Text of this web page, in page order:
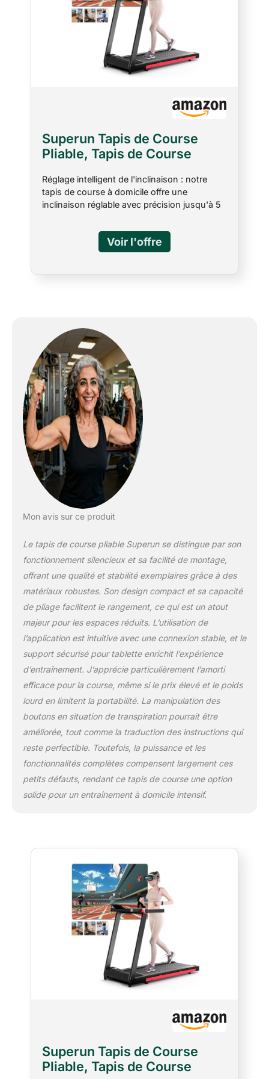
Superun Tapis de Course
Pliable, Tapis de Course
équipements de Haute
Technologie,Max 158KG avec
Cours d'Entraînement et
Course Multi-Coureurs, APP
Réglage intelligent de l'inclinaison : notre
tapis de course à domicile offre une
inclinaison réglable avec précision jusqu'à 5
télécommande. Cette fonction simule les
courses en montagne exigeantes et assure
une augmentation efficace de l'intensité de
authentique chez vous. Moteur puissant à
haute capacité : le moteur haute
performance ultra silencieux de 3 CV permet
des vitesses de 1 à 16 km/h et offre une
capacité de charge impressionnante allant
jusqu'à 136 kg. Le tapis de course pliable
fonctionne avec un niveau sonore constant
de moins de 55 décibels, ce qui vous permet
de vous entraîner en toute sécurité jour et
nuit. Surface de course généreuse pour un
confort optimal : le tapis de course
professionnel mesure 100x 42 cm pour une
plus grande liberté de mouvement. Les
dimensions bien pensées offrent une
sensation de course naturelle, comme si
vous vous entraîniez en plein air, parfait pour
intenses. Adapté aux appareils portables de
haute technologie : tapis de course Superun
pour la maison pliable qui convient aux
appareils portables de haute technologie et
vous offre une expérience sonore et d'image
impressionnante, plusieurs scénarios de jeu
au choix, divertissement et fitness en même
temps. Rendez votre entraînement plus
de course multijoueur tout en affrontant des
coureurs du monde entier. Application
professionnelle de formation d'IA :
connectez facilement le tapis de course de
bureau à l'application afin que vous puissiez
voir vos données d'entraînement à tout
moment. Les entraînements professionnels
et les entraîneurs d'IA vous permettent
d'atteindre facilement vos objectifs. Les
programmes d'entraînement basés sur l'IA
s'adaptent à vos progrès, tandis que la
communauté mondiale vous aide à relever
Mon avis sur ce produit
Le tapis de course pliable Superun se distingue par son
fonctionnement silencieux et sa facilité de montage,
offrant une qualité et stabilité exemplaires grâce à des
matériaux robustes. Son design compact et sa capacité
de pliage facilitent le rangement, ce qui est un atout
majeur pour les espaces réduits. L’utilisation de
l’application est intuitive avec une connexion stable, et le
support sécurisé pour tablette enrichit l’expérience
d’entraînement. J’apprécie particulièrement l’amorti
efficace pour la course, même si le prix élevé et le poids
lourd en limitent la portabilité. La manipulation des
boutons en situation de transpiration pourrait être
améliorée, tout comme la traduction des instructions qui
reste perfectible. Toutefois, la puissance et les
fonctionnalités complètes compensent largement ces
petits défauts, rendant ce tapis de course une option
solide pour un entraînement à domicile intensif.
Superun Tapis de Course
Pliable, Tapis de Course